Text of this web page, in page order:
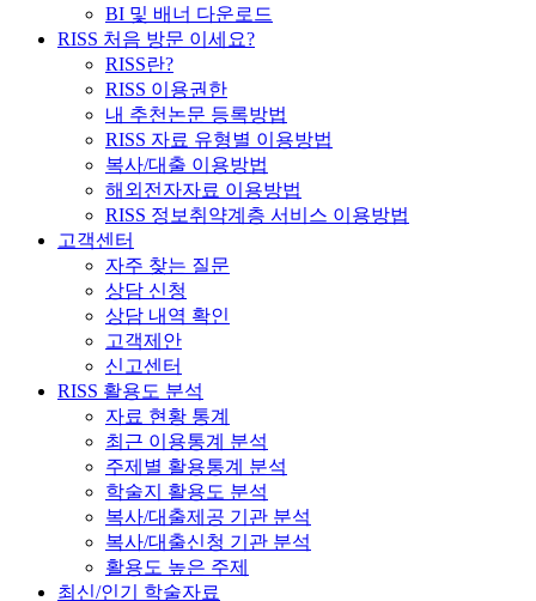
BI 및 배너 다운로드
RISS 처음 방문 이세요?
RISS란?
RISS 이용권한
내 추천논문 등록방법
RISS 자료 유형별 이용방법
복사/대출 이용방법
해외전자자료 이용방법
RISS 정보취약계층 서비스 이용방법
고객센터
자주 찾는 질문
상담 신청
상담 내역 확인
고객제안
신고센터
RISS 활용도 분석
자료 현황 통계
최근 이용통계 분석
주제별 활용통계 분석
학술지 활용도 분석
복사/대출제공 기관 분석
복사/대출신청 기관 분석
활용도 높은 주제
최신/인기 학술자료